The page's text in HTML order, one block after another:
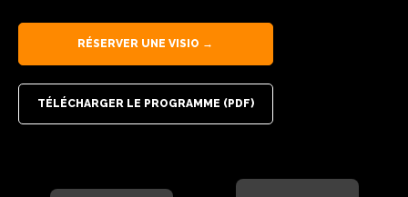
RÉSERVER UNE VISIO →
TÉLÉCHARGER LE PROGRAMME (PDF)